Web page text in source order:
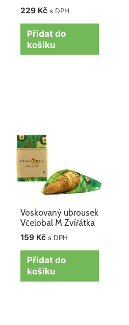
229 Kč s DPH
Přidat do
košíku
Voskovaný ubrousek
Včelobal M Zvířátka
159 Kč s DPH
Přidat do
košíku